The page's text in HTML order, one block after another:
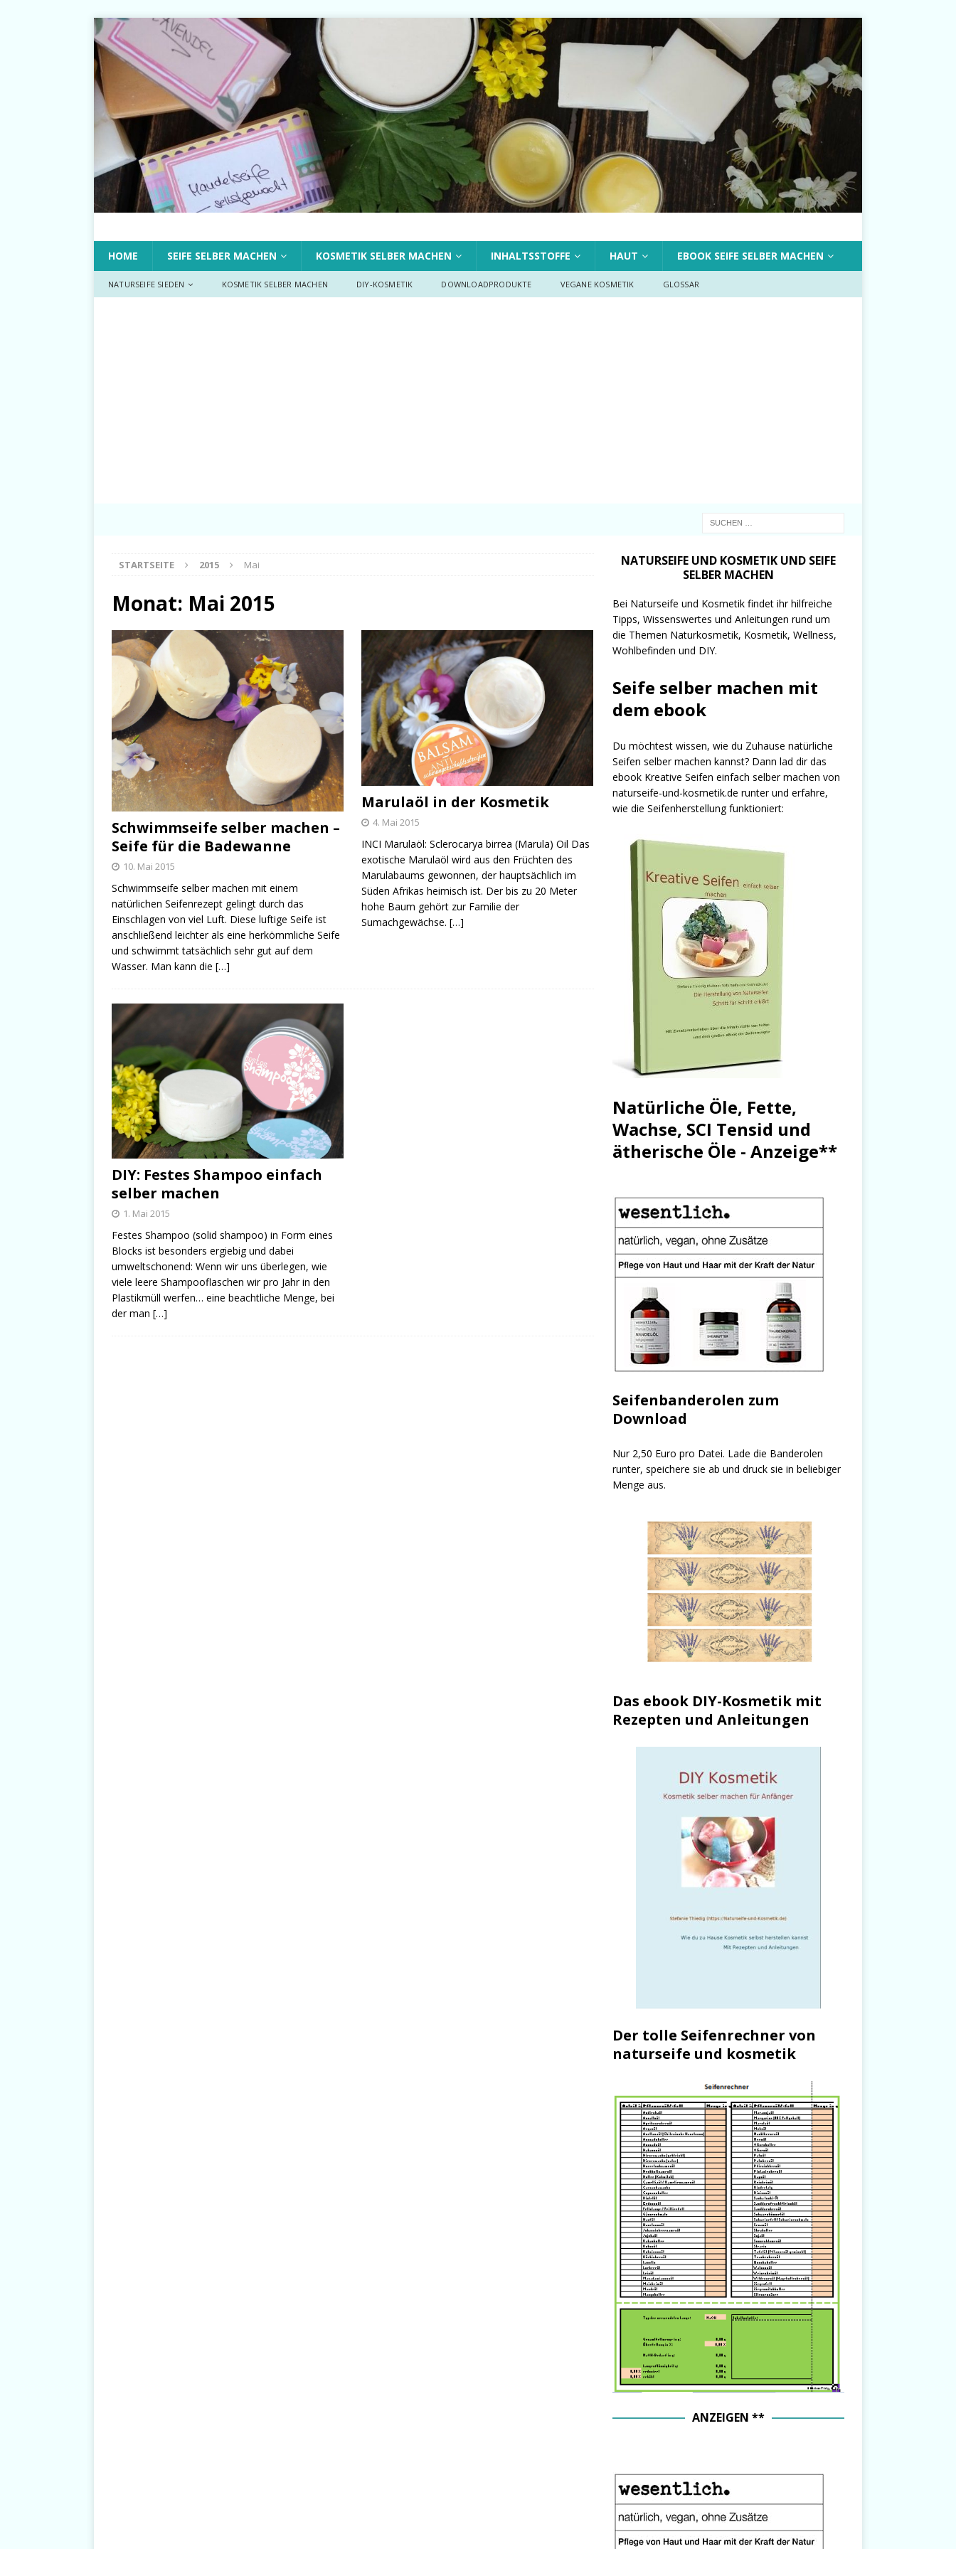
HOME SEIFE SELBER MACHEN KOSMETIK SELBER MACHEN INHALTSSTOFFE HAUT EBOOK SEIFE SELBER MACHEN
NATURSEIFE SIEDEN KOSMETIK SELBER MACHEN DIY-KOSMETIK DOWNLOADPRODUKTE VEGANE KOSMETIK GLOSSAR
STARTSEITE 2015 Mai
Monat: Mai 2015
Schwimmseife selber machen –
Seife für die Badewanne
10. Mai 2015
Schwimmseife selber machen mit einem
natürlichen Seifenrezept gelingt durch das
Einschlagen von viel Luft. Diese luftige Seife ist
anschließend leichter als eine herkömmliche Seife
und schwimmt tatsächlich sehr gut auf dem
Wasser. Man kann die […]
Marulaöl in der Kosmetik
4. Mai 2015
INCI Marulaöl: Sclerocarya birrea (Marula) Oil Das
exotische Marulaöl wird aus den Früchten des
Marulabaums gewonnen, der hauptsächlich im
Süden Afrikas heimisch ist. Der bis zu 20 Meter
hohe Baum gehört zur Familie der
Sumachgewächse. […]
DIY: Festes Shampoo einfach
selber machen
1. Mai 2015
Festes Shampoo (solid shampoo) in Form eines
Blocks ist besonders ergiebig und dabei
umweltschonend: Wenn wir uns überlegen, wie
viele leere Shampooflaschen wir pro Jahr in den
Plastikmüll werfen… eine beachtliche Menge, bei
der man […]
NATURSEIFE UND KOSMETIK UND SEIFE
SELBER MACHEN
Bei Naturseife und Kosmetik findet ihr hilfreiche
Tipps, Wissenswertes und Anleitungen rund um
die Themen Naturkosmetik, Kosmetik, Wellness,
Wohlbefinden und DIY.
Seife selber machen mit
dem ebook
Du möchtest wissen, wie du Zuhause natürliche
Seifen selber machen kannst? Dann lad dir das
ebook Kreative Seifen einfach selber machen von
naturseife-und-kosmetik.de runter und erfahre,
wie die Seifenherstellung funktioniert:
Natürliche Öle, Fette,
Wachse, SCI Tensid und
ätherische Öle - Anzeige**
Seifenbanderolen zum
Download
Nur 2,50 Euro pro Datei. Lade die Banderolen
runter, speichere sie ab und druck sie in beliebiger
Menge aus.
Das ebook DIY-Kosmetik mit
Rezepten und Anleitungen
Der tolle Seifenrechner von
naturseife und kosmetik
ANZEIGEN **